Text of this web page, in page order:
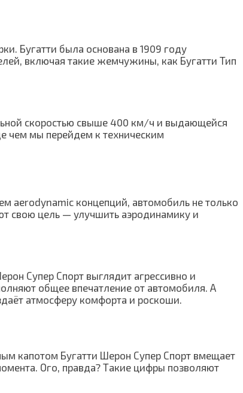
Бугатти была основана в 1909 году
включая такие жемчужины, как Бугатти Тип
скоростью свыше 400 км/ч и выдающейся
чем мы перейдем к техническим
aerodynamic концепций, автомобиль не только
свою цель — улучшить аэродинамику и
Супер Спорт выглядит агрессивно и
общее впечатление от автомобиля. А
атмосферу комфорта и роскоши.
капотом Бугатти Шерон Супер Спорт вмещает
Ого, правда? Такие цифры позволяют